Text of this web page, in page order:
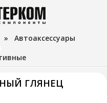
» Автоаксессуары
ГЛЯНЕЦ